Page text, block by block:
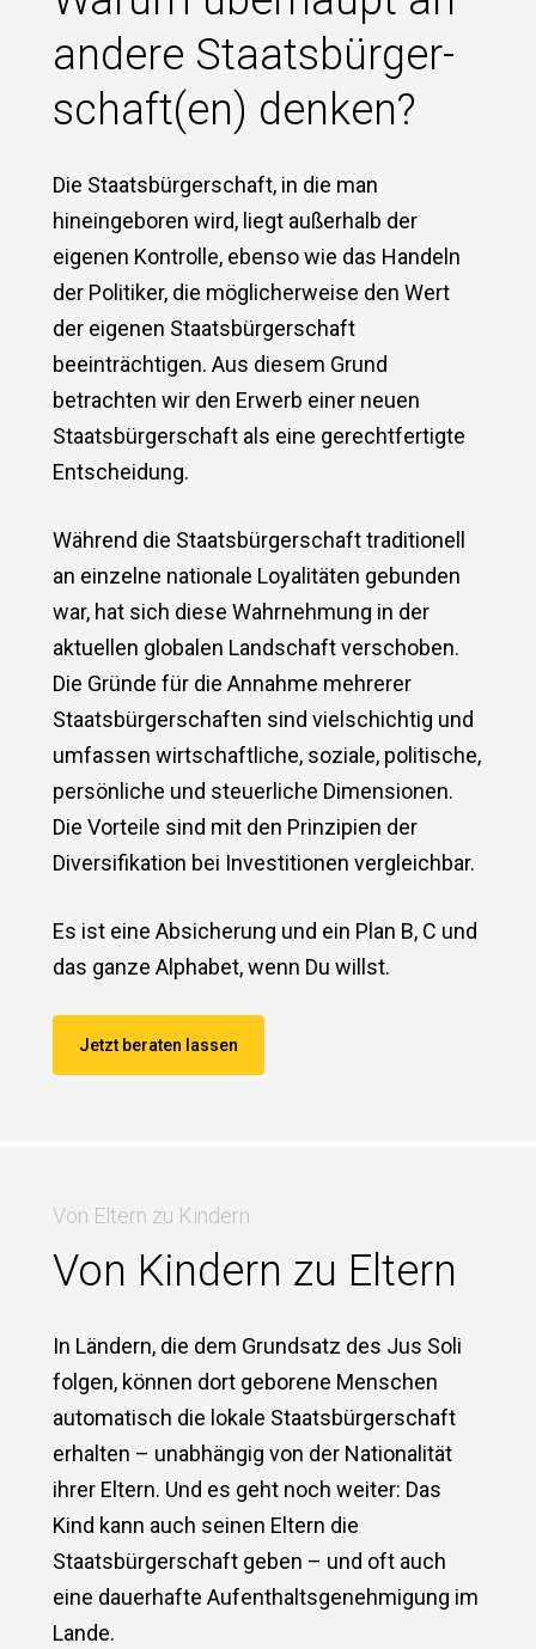
andere Staatsbürger-
schaft(en) denken?
Die Staatsbürgerschaft, in die man
hineingeboren wird, liegt außerhalb der
eigenen Kontrolle, ebenso wie das Handeln
der Politiker, die möglicherweise den Wert
der eigenen Staatsbürgerschaft
beeinträchtigen. Aus diesem Grund
betrachten wir den Erwerb einer neuen
Staatsbürgerschaft als eine gerechtfertigte
Entscheidung.
Während die Staatsbürgerschaft traditionell
an einzelne nationale Loyalitäten gebunden
war, hat sich diese Wahrnehmung in der
aktuellen globalen Landschaft verschoben.
Die Gründe für die Annahme mehrerer
Staatsbürgerschaften sind vielschichtig und
umfassen wirtschaftliche, soziale, politische,
persönliche und steuerliche Dimensionen.
Die Vorteile sind mit den Prinzipien der
Diversifikation bei Investitionen vergleichbar.
Es ist eine Absicherung und ein Plan B, C und
das ganze Alphabet, wenn Du willst.
Jetzt beraten lassen
Von Eltern zu Kindern
Von Kindern zu Eltern
In Ländern, die dem Grundsatz des Jus Soli
folgen, können dort geborene Menschen
automatisch die lokale Staatsbürgerschaft
erhalten – unabhängig von der Nationalität
ihrer Eltern. Und es geht noch weiter: Das
Kind kann auch seinen Eltern die
Staatsbürgerschaft geben – und oft auch
eine dauerhafte Aufenthaltsgenehmigung im
Lande.